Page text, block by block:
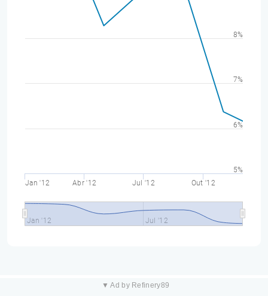
Jan '12 Abr '12 Jul '12 Out '12
Jan '12 Jul '12
5%
6%
7%
8%
▼ Ad by Refinery89